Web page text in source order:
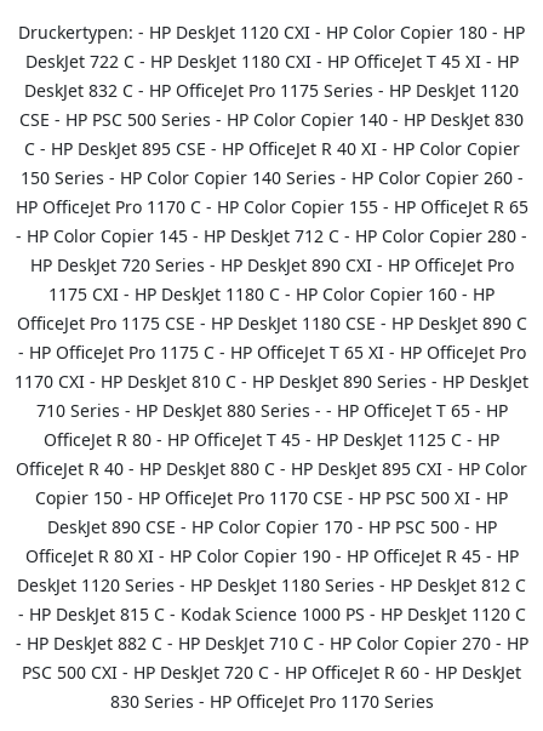
Druckertypen: - HP DeskJet 1120 CXI - HP Color Copier 180 - HP
DeskJet 722 C - HP DeskJet 1180 CXI - HP OfficeJet T 45 XI - HP
DeskJet 832 C - HP OfficeJet Pro 1175 Series - HP DeskJet 1120
CSE - HP PSC 500 Series - HP Color Copier 140 - HP DeskJet 830
C - HP DeskJet 895 CSE - HP OfficeJet R 40 XI - HP Color Copier
150 Series - HP Color Copier 140 Series - HP Color Copier 260 -
HP OfficeJet Pro 1170 C - HP Color Copier 155 - HP OfficeJet R 65
- HP Color Copier 145 - HP DeskJet 712 C - HP Color Copier 280 -
HP DeskJet 720 Series - HP DeskJet 890 CXI - HP OfficeJet Pro
1175 CXI - HP DeskJet 1180 C - HP Color Copier 160 - HP
OfficeJet Pro 1175 CSE - HP DeskJet 1180 CSE - HP DeskJet 890 C
- HP OfficeJet Pro 1175 C - HP OfficeJet T 65 XI - HP OfficeJet Pro
1170 CXI - HP DeskJet 810 C - HP DeskJet 890 Series - HP DeskJet
710 Series - HP DeskJet 880 Series - - HP OfficeJet T 65 - HP
OfficeJet R 80 - HP OfficeJet T 45 - HP DeskJet 1125 C - HP
OfficeJet R 40 - HP DeskJet 880 C - HP DeskJet 895 CXI - HP Color
Copier 150 - HP OfficeJet Pro 1170 CSE - HP PSC 500 XI - HP
DeskJet 890 CSE - HP Color Copier 170 - HP PSC 500 - HP
OfficeJet R 80 XI - HP Color Copier 190 - HP OfficeJet R 45 - HP
DeskJet 1120 Series - HP DeskJet 1180 Series - HP DeskJet 812 C
- HP DeskJet 815 C - Kodak Science 1000 PS - HP DeskJet 1120 C
- HP DeskJet 882 C - HP DeskJet 710 C - HP Color Copier 270 - HP
PSC 500 CXI - HP DeskJet 720 C - HP OfficeJet R 60 - HP DeskJet
830 Series - HP OfficeJet Pro 1170 Series